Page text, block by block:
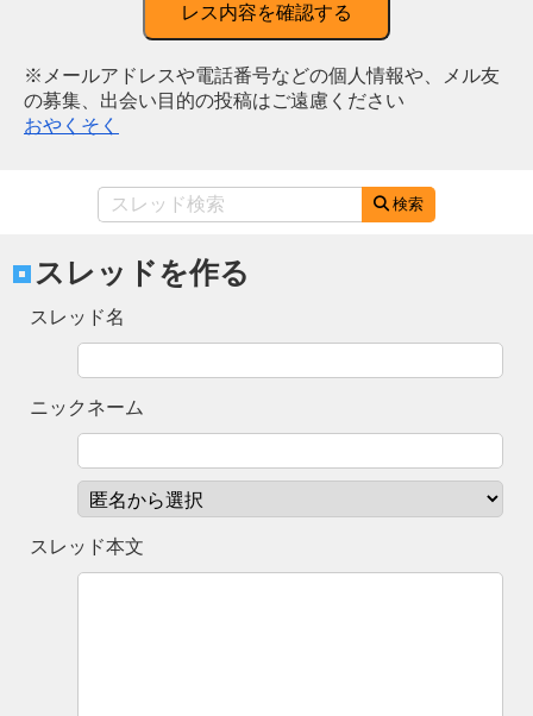
レス内容を確認する
※メールアドレスや電話番号などの個人情報や、メル友
の募集、出会い目的の投稿はご遠慮ください
おやくそく
検索
スレッドを作る
スレッド名
ニックネーム
スレッド本文